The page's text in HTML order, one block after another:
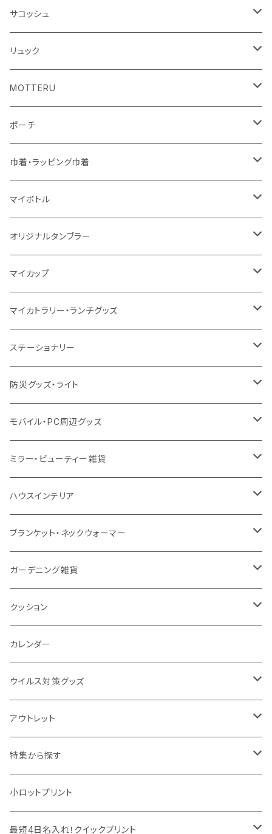
キャンパス
不織布
コットン
ポリエステル
不織布
シーチング
10oz
フェアトレードコットン
コットンリネン
ジュートコットン
再生ファブリック
コットン
5oz
シーチング
キャンパス
8oz
10oz
デニム・デニムライク
ポリエステル
再生不織布
不織布
保冷
スウェット
オーガニックコットン
コットンリネン
再生ファブリック
5oz
10oz
コットン
シーチング
キャンパス
10oz
12oz
デニム
ポリエステル
不織布
保冷
サコッシュ
オーガニックコットン
フェアトレードコットン
ジュートコットン
再生ファブリック
5oz
コットン
5oz
キャンパス
ポリエステル
不織布
リュック
コットン
5oz
デニム
ポリエステル
不織布
スウェット
MOTTERU
お買い物バッグ
ボトル
タンブラー
ランチグッズ
ハンカチ
傘
ポーチ
オーガニックコットン
フェアトレードコットン
再生ファブリック
キャンパス
デニム・デニムライク
ポリエステル
不織布
保冷
EVA
防水
ナイロン
巾着・ラッピング巾着
コットン
オーガニックコットン
再生ファブリック
フェアトレードコットン
デニム・デニムライク
ポリエステル
リネン
マイボトル
ステンレスサーモ
ステンレス
アルミ
クリアボトル
カスタムデザインボトル
オリジナルタンブラー
サーモタンブラー
ステンレス2層タンブラー
プラスチック2層タンブラー
アルミタンブラー
バンブータンブラー
コーヒー配合タンブラー
カスタムデザインタンブラー
マイカップ
サーモ
ステンレス
バンブー
コーヒー配合
プラスチック
陶器
磁器マグ・湯呑
カスタムデザイン
マイカトラリー・ランチグッズ
カトラリー
フードポット
コースター
ドリンク用品
保存容器
キッチンツール
ステーショナリー
単色ボールペン
多機能ペン
ペンケース
メモ
ノート
付箋
トレイ
パットカバー、ブックカバー
IDケース、パスケース、コインケース
デスク周辺
防災グッズ・ライト
防災セット
ラジオ・スピーカー
ハンディライト
デスクライト
付属ライト
ランタン
非常食
モバイル・PC周辺グッズ
チャージャー
充電器
モバイルスタンド
モバイルリング
アクセサリー・スマホケース
タッチペン
USBケーブル・ハブ
イヤホン・ヘッドフォン
マウスパッド
モバイル周辺グッズ
PC周辺グッズ
ミラー・ビューティー雑貨
折りたたみ式ミラー
スライド式ミラー
ケース付きミラー
手持ちミラー
ビューティー雑貨
ハウスインテリア
ピクチャーボード、ポスター
フォトフレーム、スタンド
キーホルダー
時計
ブランケット・ネックウォーマー
ブランケット
ネックウォーマー
マフラー・ストール
ガーデニング雑貨
F.O.B COOP
クッション
折りたたみクッション
カレンダー
ウイルス対策グッズ
除菌グッズ
パーテーション
マスク・フェイスシールド
測定・測量用品
アウトレット
アウトレット
ドリンクフェア
ボトル・タンブラー
特集から探す
エンタメグッズ・イベント会場物販品
ご当地グッズ・オリジナルお土産品
小ロットプリント
最短4日名入れ！クイックプリント